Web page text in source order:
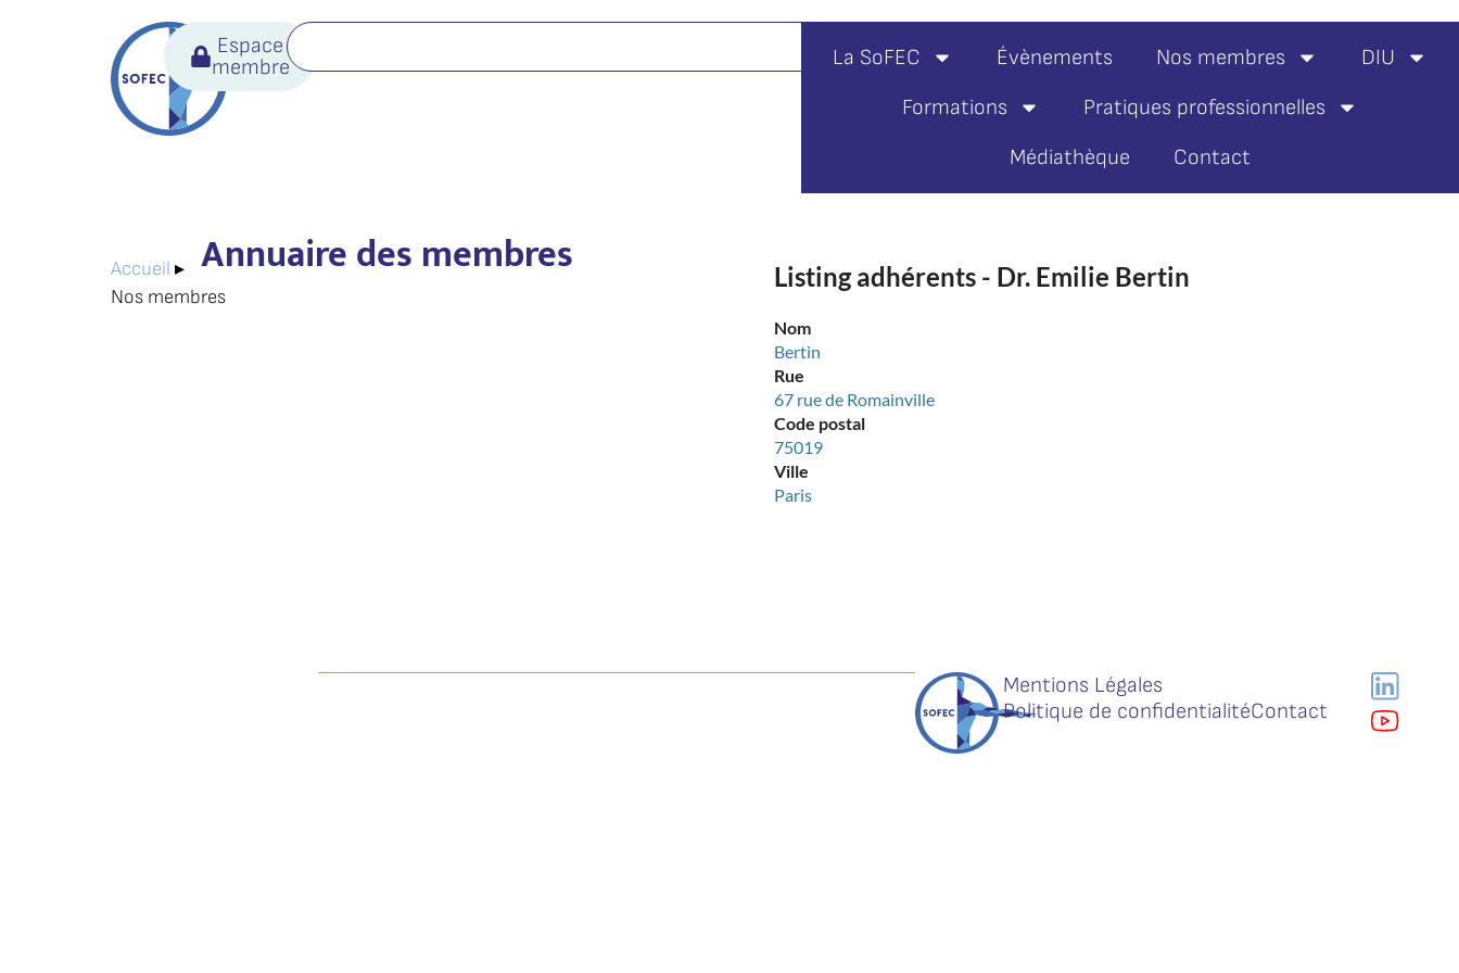
Espace
membre
La SoFEC Évènements Nos membres
DIU
Formations
Pratiques professionnelles
Médiathèque
Contact
Accueil ▸
Nos membres
Annuaire des membres Listing adhérents - Dr. Emilie Bertin
Nom
Bertin
Rue
67 rue de Romainville
Code postal
75019
Ville
Paris
Mentions Légales
Politique de confidentialitéContact